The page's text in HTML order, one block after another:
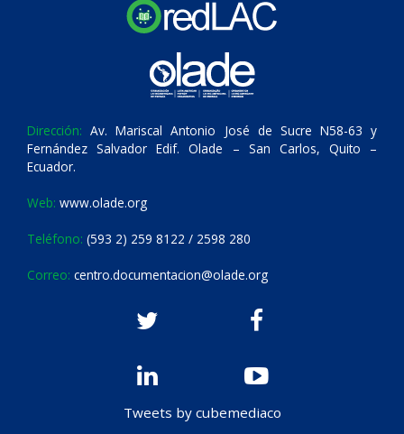
Dirección: Av. Mariscal Antonio José de Sucre N58-63 y
Fernández Salvador Edif. Olade – San Carlos, Quito –
Ecuador.
Web: www.olade.org
Teléfono: (593 2) 259 8122 / 2598 280
Correo: centro.documentacion@olade.org
Tweets by cubemediaco